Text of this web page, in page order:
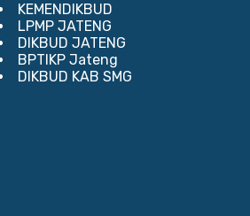
KEMENDIKBUD
LPMP JATENG
DIKBUD JATENG
BPTIKP Jateng
DIKBUD KAB SMG